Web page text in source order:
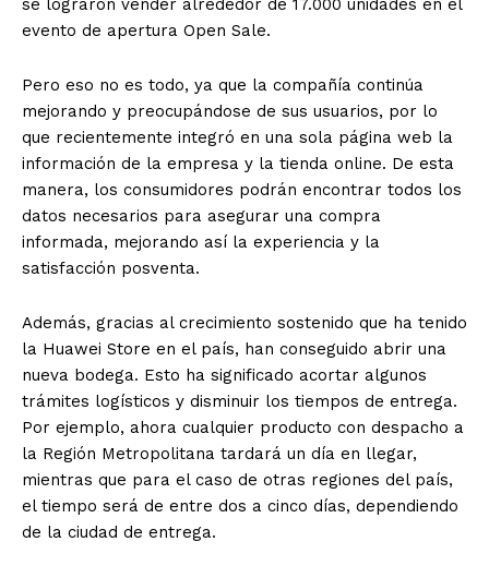
se lograron vender alrededor de 17.000 unidades en el
evento de apertura Open Sale.
Pero eso no es todo, ya que la compañía continúa
mejorando y preocupándose de sus usuarios, por lo
que recientemente integró en una sola página web la
información de la empresa y la tienda online. De esta
manera, los consumidores podrán encontrar todos los
datos necesarios para asegurar una compra
informada, mejorando así la experiencia y la
satisfacción posventa.
Además, gracias al crecimiento sostenido que ha tenido
la Huawei Store en el país, han conseguido abrir una
nueva bodega. Esto ha significado acortar algunos
trámites logísticos y disminuir los tiempos de entrega.
Por ejemplo, ahora cualquier producto con despacho a
la Región Metropolitana tardará un día en llegar,
mientras que para el caso de otras regiones del país,
el tiempo será de entre dos a cinco días, dependiendo
de la ciudad de entrega.